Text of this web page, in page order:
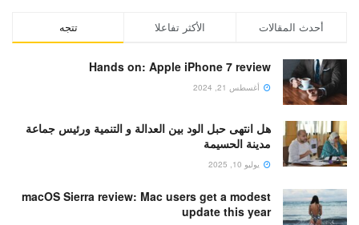
تتجه الأكثر تفاعلا أحدث المقالات
Hands on: Apple iPhone 7 review
أغسطس 21, 2024
هل انتهى حبل الود بين العدالة و التنمية ورئيس جماعة
مدينة الحسيمة
يوليو 10, 2025
macOS Sierra review: Mac users get a modest
update this year